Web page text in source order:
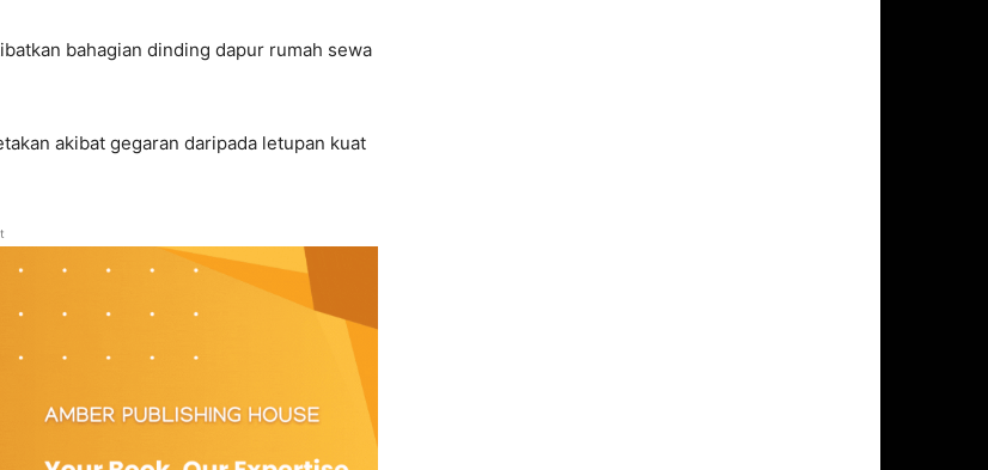
bahagian dinding dapur rumah sewa
akibat gegaran daripada letupan kuat